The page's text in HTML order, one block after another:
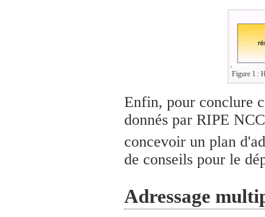
Figure 1 :
Enfin, pour conclure
donnés par RIPE
concevoir un plan
de conseils pour le
Adressage